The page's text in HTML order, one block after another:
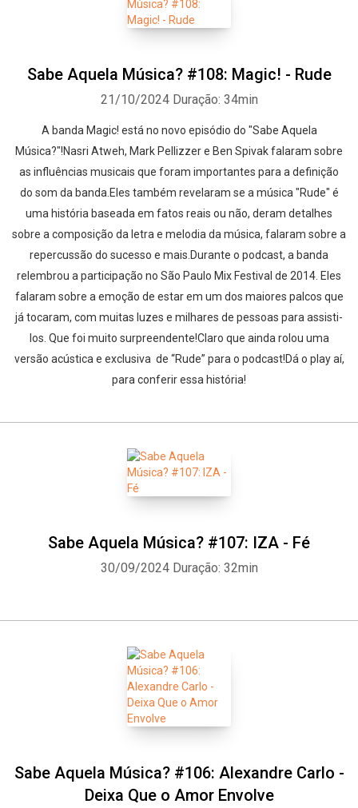
Sabe Aquela Música? #108: Magic! - Rude
21/10/2024 Duração: 34min
A banda Magic! está no novo episódio do "Sabe Aquela
Música?"!Nasri Atweh, Mark Pellizzer e Ben Spivak falaram sobre
as influências musicais que foram importantes para a definição
do som da banda.Eles também revelaram se a música "Rude" é
uma história baseada em fatos reais ou não, deram detalhes
sobre a composição da letra e melodia da música, falaram sobre a
repercussão do sucesso e mais.Durante o podcast, a banda
relembrou a participação no São Paulo Mix Festival de 2014. Eles
falaram sobre a emoção de estar em um dos maiores palcos que
já tocaram, com muitas luzes e milhares de pessoas para assisti-
los. Que foi muito surpreendente!Claro que ainda rolou uma
versão acústica e exclusiva de “Rude” para o podcast!Dá o play aí,
para conferir essa história!
Sabe Aquela Música? #107: IZA - Fé
30/09/2024 Duração: 32min
Sabe Aquela Música? #106: Alexandre Carlo -
Deixa Que o Amor Envolve